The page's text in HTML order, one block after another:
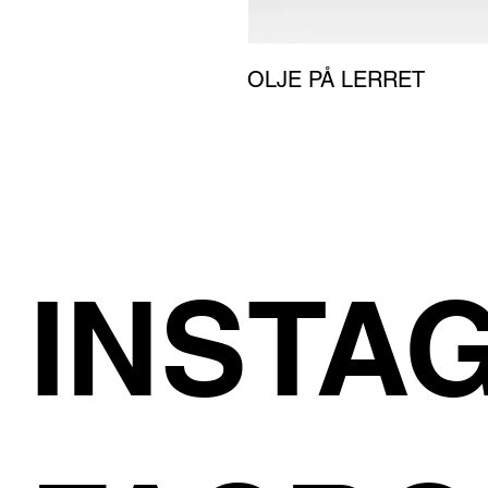
OLJE PÅ LERRET